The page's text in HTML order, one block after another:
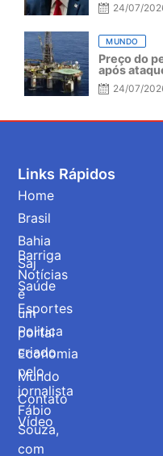
24/07/
MUNDO
Preço do
após
24/07/
Barriga
Notícias
é
um
portal
criado
pelo
jornalista
Fábio
Souza,
com
Links Rápidos
Home
Brasil
Bahia
Saj
Saúde
Esportes
Politica
Economia
Mundo
Contato
Vídeo